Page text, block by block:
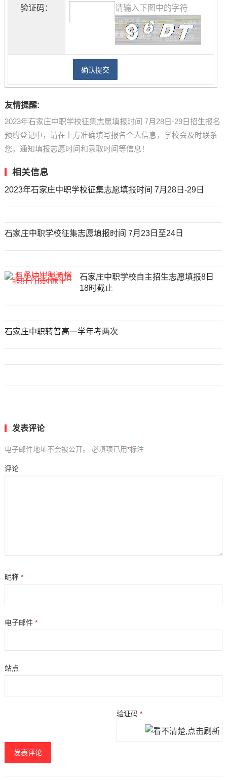
验证码： 请输入下图中的字符
友情提醒:
2023年石家庄中职学校征集志愿填报时间 7月28日-29日招生报名
预约登记中，请在上方准确填写报名个人信息，学校会及时联系
您，通知填报志愿时间和录取时间等信息！
相关信息
2023年石家庄中职学校征集志愿填报时间 7月28日-29日
石家庄中职学校征集志愿填报时间 7月23日至24日
石家庄中职学校自主招生志愿填报8日
18时截止
石家庄中职转普高一学年考两次
发表评论
电子邮件地址不会被公开。 必填项已用*标注
评论
昵称 *
电子邮件 *
站点
验证码*